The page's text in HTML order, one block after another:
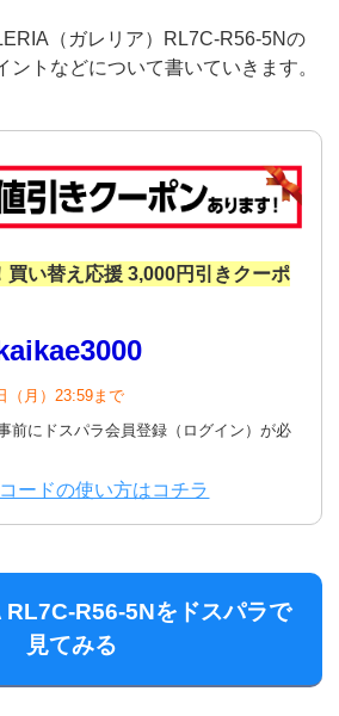
（ガレリア）RL7C-R56-5Nの
ントなどについて書いていきます。
買い替え応援 3,000円引きクーポ
（月）23:59まで
前にドスパラ会員登録（ログイン）が必
ードの使い方はコチラ
R56-5Nをドスパラで
見てみる